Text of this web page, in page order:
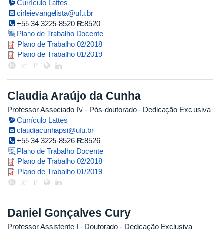
Currículo Lattes
cirleievangelista@ufu.br
+55 34 3225-8520 R:8520
Plano de Trabalho Docente
Plano de Trabalho 02/2018
Plano de Trabalho 01/2019
Claudia Araújo da Cunha
Professor Associado IV - Pós-doutorado - Dedicação Exclusiva
Currículo Lattes
claudiacunhapsi@ufu.br
+55 34 3225-8526 R:8526
Plano de Trabalho Docente
Plano de Trabalho 02/2018
Plano de Trabalho 01/2019
Daniel Gonçalves Cury
Professor Assistente I - Doutorado - Dedicação Exclusiva